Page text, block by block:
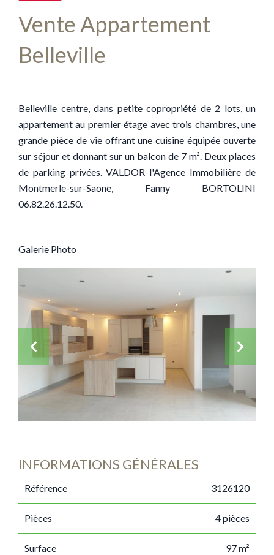
Vente Appartement
Belleville
Belleville centre, dans petite copropriété de 2 lots, un
appartement au premier étage avec trois chambres, une
grande pièce de vie offrant une cuisine équipée ouverte
sur séjour et donnant sur un balcon de 7 m². Deux places
de parking privées. VALDOR l'Agence Immobilière de
Montmerle-sur-Saone, Fanny BORTOLINI
06.82.26.12.50.
Galerie Photo
INFORMATIONS GÉNÉRALES
Référence 3126120
Pièces 4 pièces
Surface 97 m²